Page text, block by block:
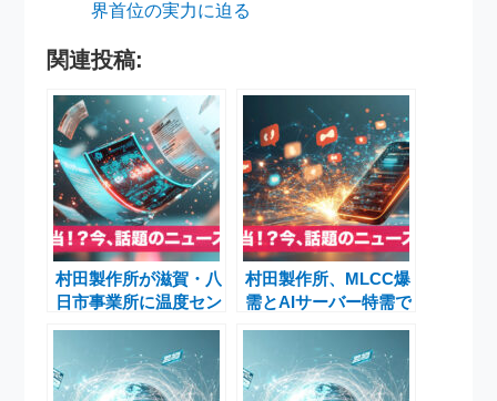
界首位の実力に迫る
関連投稿:
村田製作所が滋賀・八
日市事業所に温度セン
サー新生産棟を建設
―169億円投資の狙い
村田製作所、MLCC爆
需とAIサーバー特需で
最高値圏に急伸